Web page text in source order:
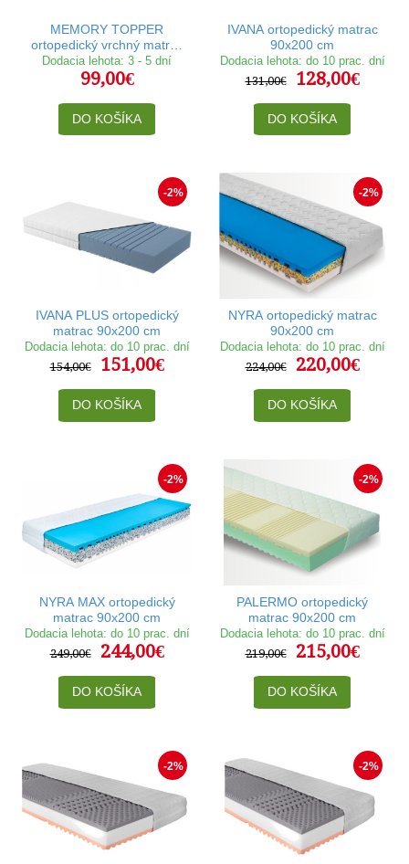
MEMORY TOPPER
ortopedický vrchný matrac
90x200 cm
Dodacia lehota: 3 - 5 dní
99,00€
DO KOŠÍKA
IVANA ortopedický matrac
90x200 cm
Dodacia lehota: do 10 prac. dní
131,00€
128,00€
DO KOŠÍKA
-2%
IVANA PLUS ortopedický
matrac 90x200 cm
Dodacia lehota: do 10 prac. dní
154,00€
151,00€
DO KOŠÍKA
-2%
NYRA ortopedický matrac
90x200 cm
Dodacia lehota: do 10 prac. dní
224,00€
220,00€
DO KOŠÍKA
-2%
NYRA MAX ortopedický
matrac 90x200 cm
Dodacia lehota: do 10 prac. dní
249,00€
244,00€
DO KOŠÍKA
-2%
PALERMO ortopedický
matrac 90x200 cm
Dodacia lehota: do 10 prac. dní
219,00€
215,00€
DO KOŠÍKA
-2% -2%